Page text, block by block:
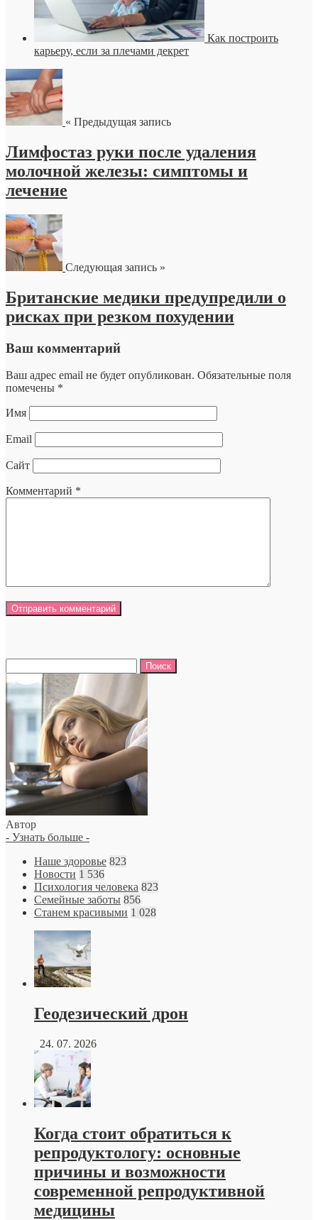
Как построить
карьеру, если за плечами декрет
« Предыдущая запись
Лимфостаз руки после удаления
молочной железы: симптомы и
лечение
Следующая запись »
Британские медики предупредили о
рисках при резком похудении
Ваш комментарий
Ваш адрес email не будет опубликован. Обязательные поля
помечены *
Имя
Email
Сайт
Комментарий *
Автор
- Узнать больше -
Наше здоровье 823
Новости 1 536
Психология человека 823
Семейные заботы 856
Станем красивыми 1 028
Геодезический дрон
24. 07. 2026
Когда стоит обратиться к
репродуктологу: основные
причины и возможности
современной репродуктивной
медицины